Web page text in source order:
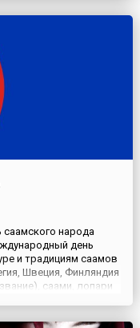
народа
день
и традициям саамов
Швеция, Финляндия
саами, лопари